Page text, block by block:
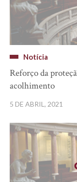
Notícia
Reforço da
acolhimento
5 DE ABRIL, 2021